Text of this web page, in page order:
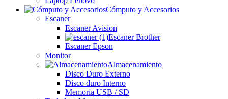
Cómputo y Accesorios
Escaner
Escaner Avision
Escaner Brother
Escaner Epson
Monitor
Almacenamiento
Disco Duro Externo
Disco duro Interno
Memoria USB / SD